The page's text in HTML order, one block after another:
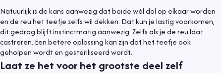
Natuurlijk is de kans aanwezig dat beide wél dol op elkaar worden
en de reu het teefje zelfs wil dekken. Dat kun je lastig voorkomen,
dit gedrag blijft instinctmatig aanwezig. Zelfs als je de reu laat
castreren. Een betere oplossing kan zijn dat het teefje ook
geholpen wordt en gesteriliseerd wordt.
Laat ze het voor het grootste deel zelf